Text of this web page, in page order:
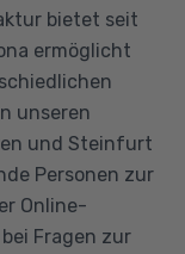
bietet seit
ermöglicht
unseren
und Steinfurt
Personen zur
Online-
Fragen zur